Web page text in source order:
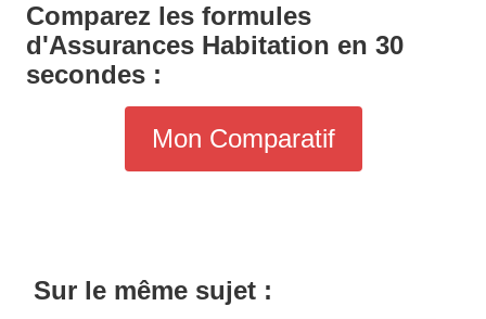
Comparez les formules
d'Assurances Habitation en 30
secondes :
Mon Comparatif
Sur le même sujet :